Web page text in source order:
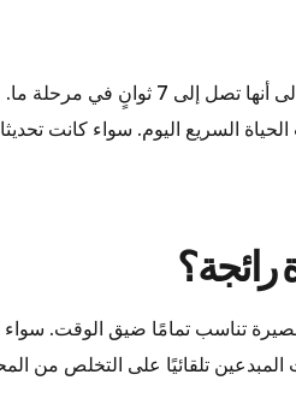
أصبحت فترات الانتباه محدودة
لا تزيد مدتها عن 10 دقائق، مثالية لأسلوب
رائجة؟
تناسب تمامًا ضيق الوقت.
تلقائيًا على التخلص